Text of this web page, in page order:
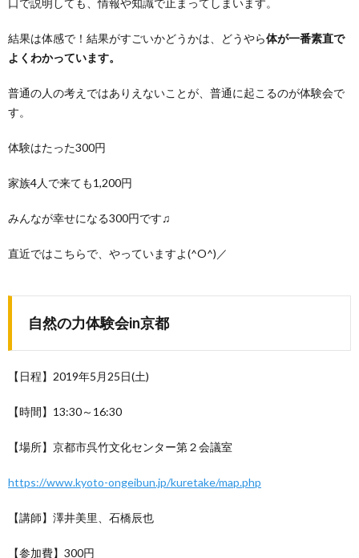
口で説明しても、情報や知識で止まってしまいます。
結果は体感で！結果がすごいかどうかは、どうやら体が一番素直で
よくわかっています。
普通の人の考えではありえないことが、普通に起こるのが体験会で
す。
体験はたった300円
家族4人で来ても1,200円
みんなが幸せになる300円です♫
直近ではこちらで、やっていますよ(^O^)／
自然の力体験会in京都
【日程】2019年5月25日(土)
【時間】13:30～16:30
【場所】京都市呉竹文化センター第２会議室
https://www.kyoto-ongeibun.jp/kuretake/map.php
【講師】澤井美里、石橋辰也
【参加費】300円